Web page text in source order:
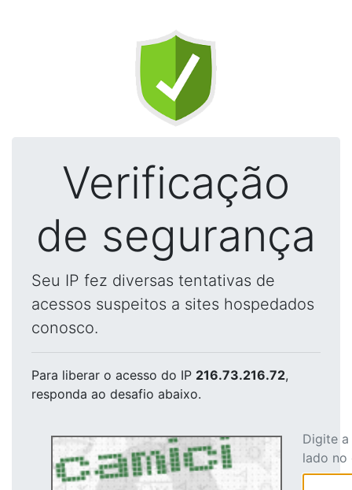
Verificação
de segurança
Seu IP fez diversas tentativas de
acessos suspeitos a sites hospedados
conosco.
Para liberar o acesso do IP 216.73.216.72,
responda ao desafio abaixo.
Digite
lado no